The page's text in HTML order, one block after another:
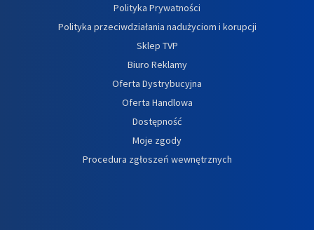
Polityka Prywatności
Polityka przeciwdziałania nadużyciom i korupcji
Sklep TVP
Biuro Reklamy
Oferta Dystrybucyjna
Oferta Handlowa
Dostępność
Moje zgody
Procedura zgłoszeń wewnętrznych